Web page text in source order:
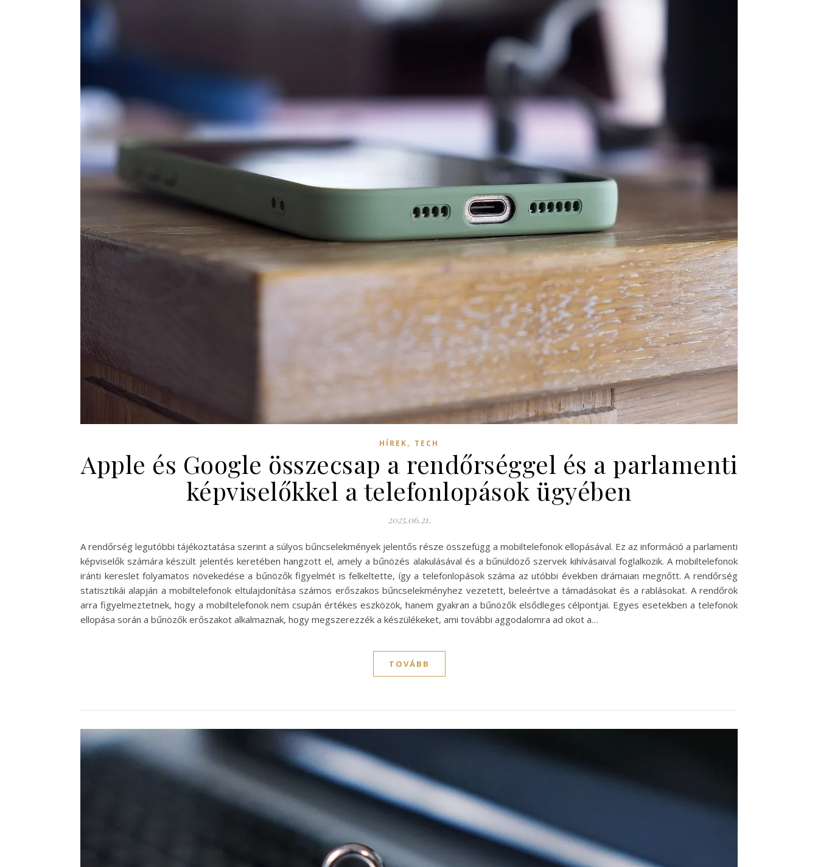
HÍREK, TECH
Apple és Google összecsap a rendőrséggel és a parlamenti
képviselőkkel a telefonlopások ügyében
2025.06.21.
A rendőrség legutóbbi tájékoztatása szerint a súlyos bűncselekmények jelentős része összefügg a mobiltelefonok ellopásával. Ez az információ a parlamenti
képviselők számára készült jelentés keretében hangzott el, amely a bűnözés alakulásával és a bűnüldöző szervek kihívásaival foglalkozik. A mobiltelefonok
iránti kereslet folyamatos növekedése a bűnözők figyelmét is felkeltette, így a telefonlopások száma az utóbbi években drámaian megnőtt. A rendőrség
statisztikái alapján a mobiltelefonok eltulajdonítása számos erőszakos bűncselekményhez vezetett, beleértve a támadásokat és a rablásokat. A rendőrök
arra figyelmeztetnek, hogy a mobiltelefonok nem csupán értékes eszközök, hanem gyakran a bűnözők elsődleges célpontjai. Egyes esetekben a telefonok
ellopása során a bűnözők erőszakot alkalmaznak, hogy megszerezzék a készülékeket, ami további aggodalomra ad okot a…
TOVÁBB